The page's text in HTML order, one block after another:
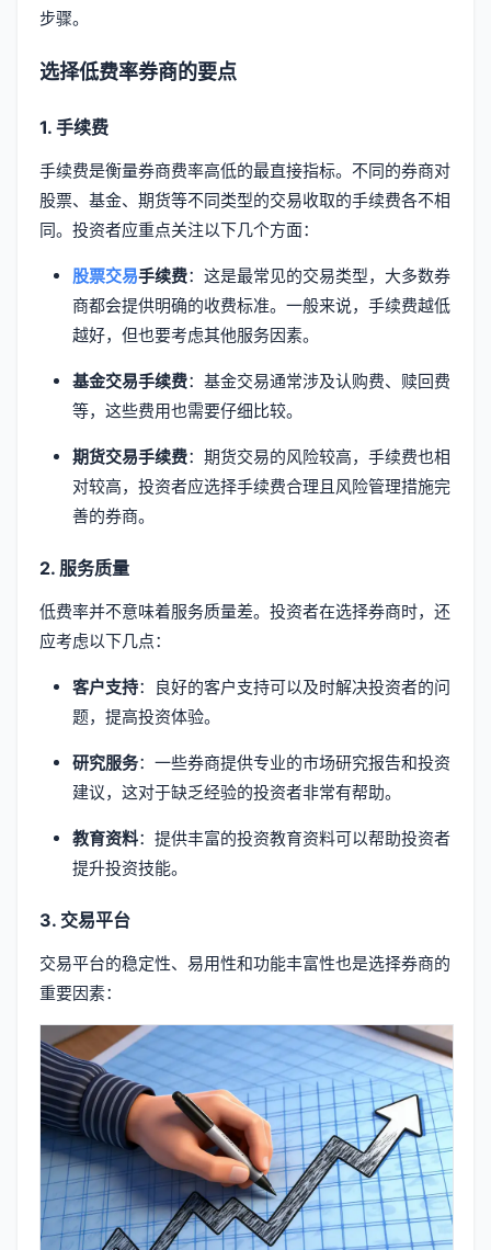
步骤。
选择低费率券商的要点
1. 手续费
手续费是衡量券商费率高低的最直接指标。不同的券商对
股票、基金、期货等不同类型的交易收取的手续费各不相
同。投资者应重点关注以下几个方面：
股票交易手续费：这是最常见的交易类型，大多数券
商都会提供明确的收费标准。一般来说，手续费越低
越好，但也要考虑其他服务因素。
基金交易手续费：基金交易通常涉及认购费、赎回费
等，这些费用也需要仔细比较。
期货交易手续费：期货交易的风险较高，手续费也相
对较高，投资者应选择手续费合理且风险管理措施完
善的券商。
2. 服务质量
低费率并不意味着服务质量差。投资者在选择券商时，还
应考虑以下几点：
客户支持：良好的客户支持可以及时解决投资者的问
题，提高投资体验。
研究服务：一些券商提供专业的市场研究报告和投资
建议，这对于缺乏经验的投资者非常有帮助。
教育资料：提供丰富的投资教育资料可以帮助投资者
提升投资技能。
3. 交易平台
交易平台的稳定性、易用性和功能丰富性也是选择券商的
重要因素：